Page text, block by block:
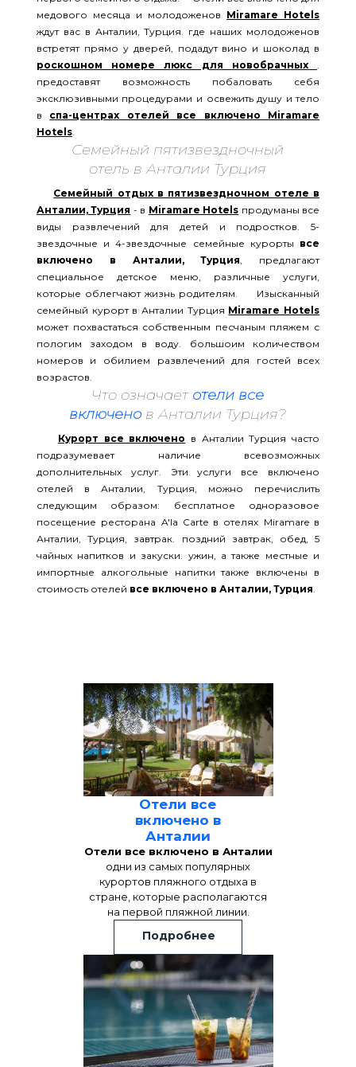
медового месяца и молодоженов Miramare Hotels
ждут вас в Анталии, Турция. где наших молодоженов
встретят прямо у дверей, подадут вино и шоколад в
роскошном номере люкс для новобрачных.
предоставят возможность побаловать себя
эксклюзивными процедурами и освежить душу и тело
в спа-центрах отелей все включено Miramare
Hotels.
Семейный пятизвездночный
отель в Анталии Турция
Семейный отдых в пятизвездночном отеле в
Анталии, Турция - в Miramare Hotels продуманы все
виды развлечений для детей и подростков. 5-
звездочные и 4-звездочные семейные курорты все
включено в Анталии, Турция, предлагают
специальное детское меню, различные услуги,
которые облегчают жизнь родителям. Изысканный
семейный курорт в Анталии Турция Miramare Hotels
может похвастаться собственным песчаным пляжем с
пологим заходом в воду. большоим количеством
номеров и обилием развлечений для гостей всех
возрастов.
Что означаетотели все
включено в Анталии Турция?
Курорт все включено в Анталии Турция часто
подразумевает наличие всевозможных
дополнительных услуг. Эти услуги все включено
отелей в Анталии, Турция, можно перечислить
следующим образом: бесплатное одноразовое
посещение ресторана A'la Carte в отелях Miramare в
Анталии, Турция, завтрак. поздний завтрак, обед, 5
чайных напитков и закуски. ужин, а также местные и
импортные алкогольные напитки также включены в
стоимость отелей все включено в Анталии, Турция.
Отели все
включено в
Анталии
Отели все включено в Анталии
одни из самых популярных
курортов пляжного отдыха в
стране, которые располагаются
на первой пляжной линии.
Подробнее